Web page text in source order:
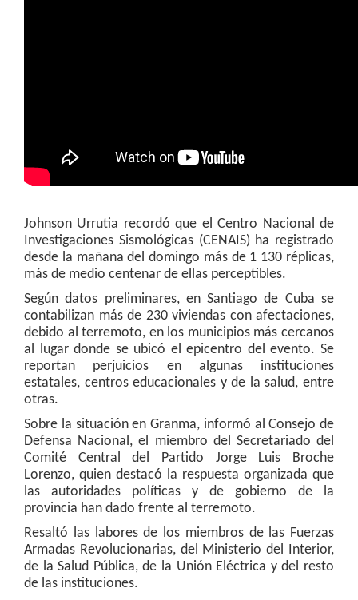
Johnson Urrutia recordó que el Centro Nacional de
Investigaciones Sismológicas (CENAIS) ha registrado
desde la mañana del domingo más de 1 130 réplicas,
más de medio centenar de ellas perceptibles.
Según datos preliminares, en Santiago de Cuba se
contabilizan más de 230 viviendas con afectaciones,
debido al terremoto, en los municipios más cercanos
al lugar donde se ubicó el epicentro del evento. Se
reportan perjuicios en algunas instituciones
estatales, centros educacionales y de la salud, entre
otras.
Sobre la situación en Granma, informó al Consejo de
Defensa Nacional, el miembro del Secretariado del
Comité Central del Partido Jorge Luis Broche
Lorenzo, quien destacó la respuesta organizada que
las autoridades políticas y de gobierno de la
provincia han dado frente al terremoto.
Resaltó las labores de los miembros de las Fuerzas
Armadas Revolucionarias, del Ministerio del Interior,
de la Salud Pública, de la Unión Eléctrica y del resto
de las instituciones.